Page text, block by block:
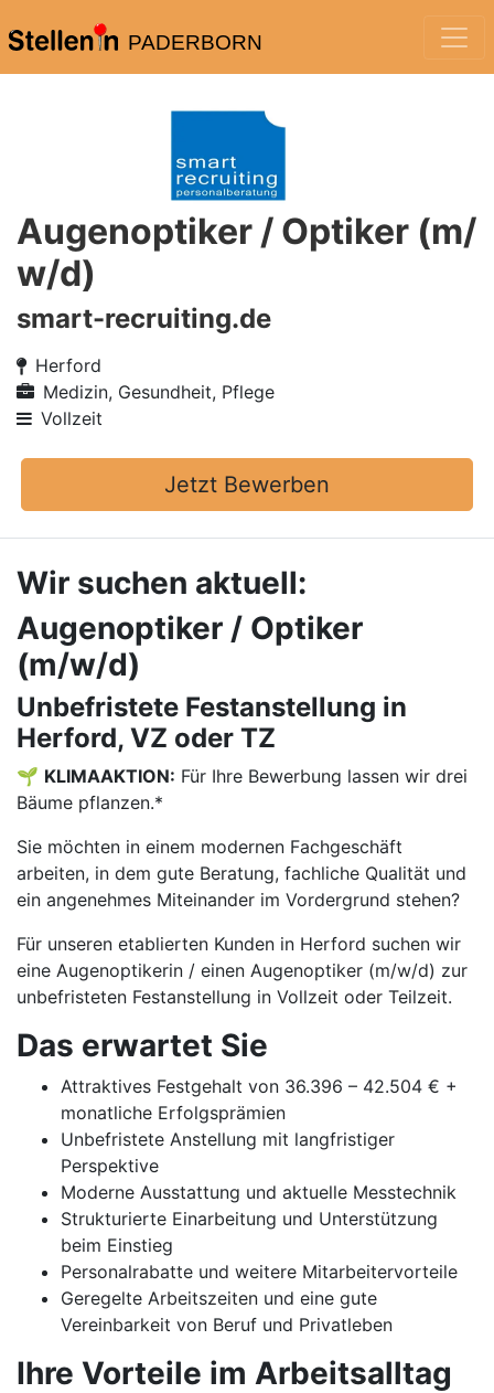
PADERBORN
Augenoptiker / Optiker (m/
w/d)
smart-recruiting.de
Herford
Medizin, Gesundheit, Pflege
Vollzeit
Jetzt Bewerben
Wir suchen aktuell:
Augenoptiker / Optiker
(m/w/d)
Unbefristete Festanstellung in
Herford, VZ oder TZ
🌱 KLIMAAKTION: Für Ihre Bewerbung lassen wir drei
Bäume pflanzen.*
Sie möchten in einem modernen Fachgeschäft
arbeiten, in dem gute Beratung, fachliche Qualität und
ein angenehmes Miteinander im Vordergrund stehen?
Für unseren etablierten Kunden in Herford suchen wir
eine Augenoptikerin / einen Augenoptiker (m/w/d) zur
unbefristeten Festanstellung in Vollzeit oder Teilzeit.
Das erwartet Sie
Attraktives Festgehalt von 36.396 – 42.504 € +
monatliche Erfolgsprämien
Unbefristete Anstellung mit langfristiger
Perspektive
Moderne Ausstattung und aktuelle Messtechnik
Strukturierte Einarbeitung und Unterstützung
beim Einstieg
Personalrabatte und weitere Mitarbeitervorteile
Geregelte Arbeitszeiten und eine gute
Vereinbarkeit von Beruf und Privatleben
Ihre Vorteile im Arbeitsalltag